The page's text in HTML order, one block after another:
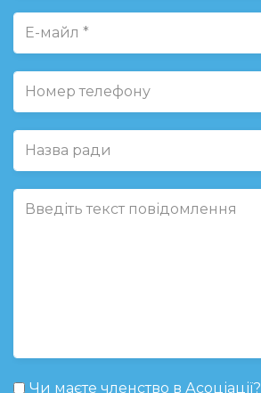
Чи маєте членство в Асоціації?